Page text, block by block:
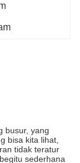
busur, yang
bisa kita lihat,
tidak teratur
sederhana